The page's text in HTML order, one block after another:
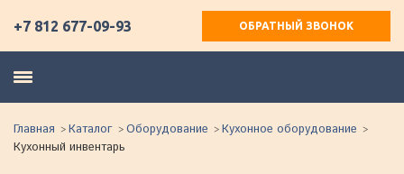
+7 812 677-09-93 ОБРАТНЫЙ ЗВОНОК
Главная Каталог Оборудование
Кухонное оборудование
Кухонный инвентарь